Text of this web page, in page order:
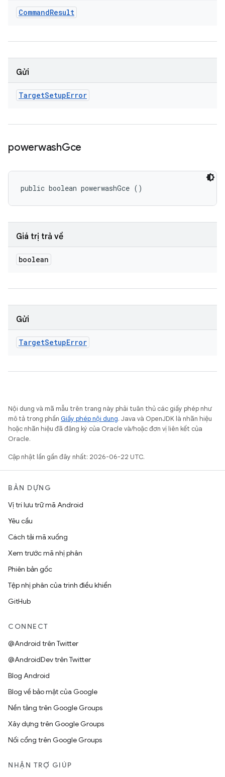
CommandResult
Gửi
TargetSetupError
powerwashGce
public boolean powerwashGce ()
Giá trị trả về
boolean
Gửi
TargetSetupError
Nội dung và mã mẫu trên trang này phải tuân thủ các giấy phép như
mô tả trong phần Giấy phép nội dung. Java và OpenJDK là nhãn hiệu
hoặc nhãn hiệu đã đăng ký của Oracle và/hoặc đơn vị liên kết của
Oracle.
Cập nhật lần gần đây nhất: 2026-06-22 UTC.
BẢN DỰNG
Vị trí lưu trữ mã Android
Yêu cầu
Cách tải mã xuống
Xem trước mã nhị phân
Phiên bản gốc
Tệp nhị phân của trình điều khiển
GitHub
CONNECT
@Android trên Twitter
@AndroidDev trên Twitter
Blog Android
Blog về bảo mật của Google
Nền tảng trên Google Groups
Xây dựng trên Google Groups
Nối cổng trên Google Groups
NHẬN TRỢ GIÚP